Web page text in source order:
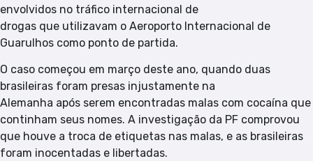
envolvidos no tráfico internacional de
drogas que utilizavam o Aeroporto Internacional de
Guarulhos como ponto de partida.
O caso começou em março deste ano, quando duas
brasileiras foram presas injustamente na
Alemanha após serem encontradas malas com cocaína que
continham seus nomes. A investigação da PF comprovou
que houve a troca de etiquetas nas malas, e as brasileiras
foram inocentadas e libertadas.